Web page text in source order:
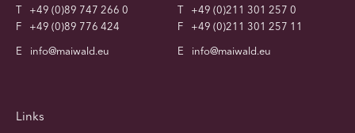
T
+49 (0)89 747 266 0
F
+49 (0)89 776 424
E
info@maiwald.eu
T
+49 (0)211 301 257 0
F
+49 (0)211 301 257 11
E
info@maiwald.eu
Links